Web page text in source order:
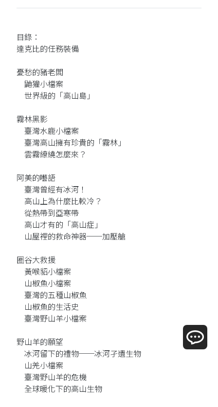
目錄：
達克比的任務裝備
憂愁的豬老闆
鼬獾小檔案
世界級的「高山島」
霧林黑影
臺灣水鹿小檔案
臺灣高山擁有珍貴的「霧林」
雲霧繚繞怎麼來？
阿美的囈語
臺灣曾經有冰河！
高山上為什麼比較冷？
從熱帶到亞寒帶
高山才有的「高山症」
山屋裡的救命神器──加壓艙
圈谷大救援
黃喉貂小檔案
山椒魚小檔案
臺灣的五種山椒魚
山椒魚的生活史
臺灣野山羊小檔案
野山羊的願望
冰河留下的禮物──冰河孑遺生物
山羌小檔案
臺灣野山羊的危機
全球暖化下的高山生物